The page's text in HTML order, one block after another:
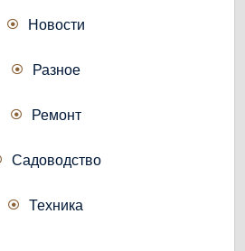
Новости
Разное
Ремонт
Садоводство
Техника